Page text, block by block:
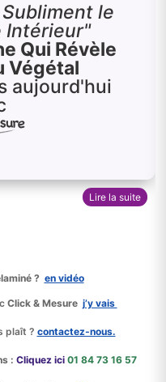
le
Intérieur"
Qui Révèle
Végétal
aujourd'hui
Lire la suite
? en vidéo
Click & Mesure j’y vais
plaît ? contactez‑nous.
: Cliquez ici 01 84 73 16 57